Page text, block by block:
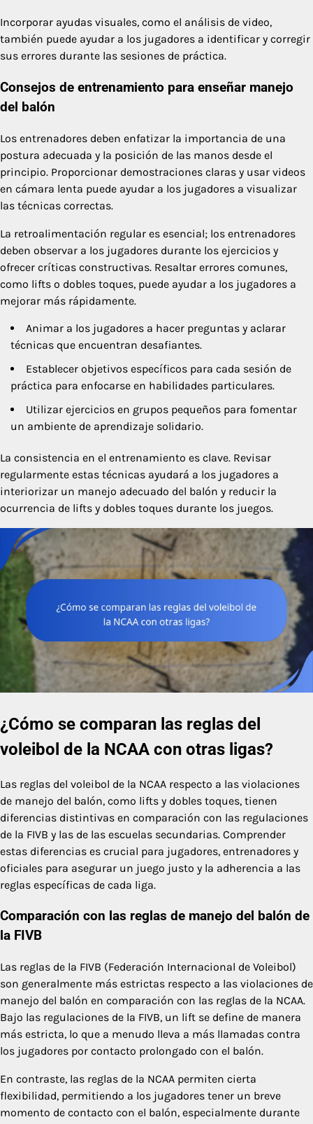
Incorporar ayudas visuales, como el análisis de video,
también puede ayudar a los jugadores a identificar y corregir
sus errores durante las sesiones de práctica.
Consejos de entrenamiento para enseñar manejo
del balón
Los entrenadores deben enfatizar la importancia de una
postura adecuada y la posición de las manos desde el
principio. Proporcionar demostraciones claras y usar videos
en cámara lenta puede ayudar a los jugadores a visualizar
las técnicas correctas.
La retroalimentación regular es esencial; los entrenadores
deben observar a los jugadores durante los ejercicios y
ofrecer críticas constructivas. Resaltar errores comunes,
como lifts o dobles toques, puede ayudar a los jugadores a
mejorar más rápidamente.
Animar a los jugadores a hacer preguntas y aclarar
técnicas que encuentran desafiantes.
Establecer objetivos específicos para cada sesión de
práctica para enfocarse en habilidades particulares.
Utilizar ejercicios en grupos pequeños para fomentar
un ambiente de aprendizaje solidario.
La consistencia en el entrenamiento es clave. Revisar
regularmente estas técnicas ayudará a los jugadores a
interiorizar un manejo adecuado del balón y reducir la
ocurrencia de lifts y dobles toques durante los juegos.
¿Cómo se comparan las reglas del
voleibol de la NCAA con otras ligas?
Las reglas del voleibol de la NCAA respecto a las violaciones
de manejo del balón, como lifts y dobles toques, tienen
diferencias distintivas en comparación con las regulaciones
de la FIVB y las de las escuelas secundarias. Comprender
estas diferencias es crucial para jugadores, entrenadores y
oficiales para asegurar un juego justo y la adherencia a las
reglas específicas de cada liga.
Comparación con las reglas de manejo del balón de
la FIVB
Las reglas de la FIVB (Federación Internacional de Voleibol)
son generalmente más estrictas respecto a las violaciones de
manejo del balón en comparación con las reglas de la NCAA.
Bajo las regulaciones de la FIVB, un lift se define de manera
más estricta, lo que a menudo lleva a más llamadas contra
los jugadores por contacto prolongado con el balón.
En contraste, las reglas de la NCAA permiten cierta
flexibilidad, permitiendo a los jugadores tener un breve
momento de contacto con el balón, especialmente durante